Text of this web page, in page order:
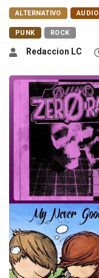
ALTERNATIVO AUDIO
PUNK ROCK
Redaccion LC